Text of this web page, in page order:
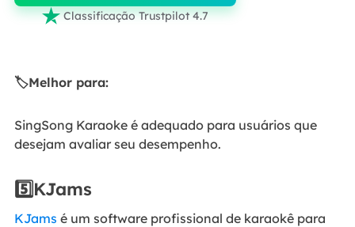
 Classificação Trustpilot 4.7
🏷️Melhor para:
SingSong Karaoke é adequado para usuários que
desejam avaliar seu desempenho.
5️⃣KJams
KJams é um software profissional de karaokê para